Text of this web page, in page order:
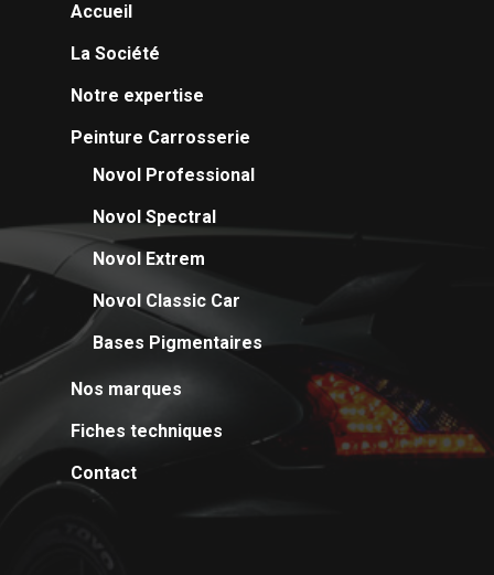
Accueil
La Société
Notre expertise
Peinture Carrosserie
Novol Professional
Novol Spectral
Novol Extrem
Novol Classic Car
Bases Pigmentaires
Nos marques
Fiches techniques
Contact
Peinture
Novol Spectral
Novol Extrem
Contact